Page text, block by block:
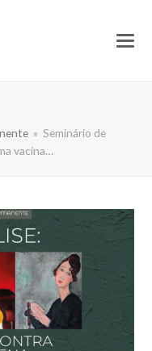
» Seminário de
vacina…